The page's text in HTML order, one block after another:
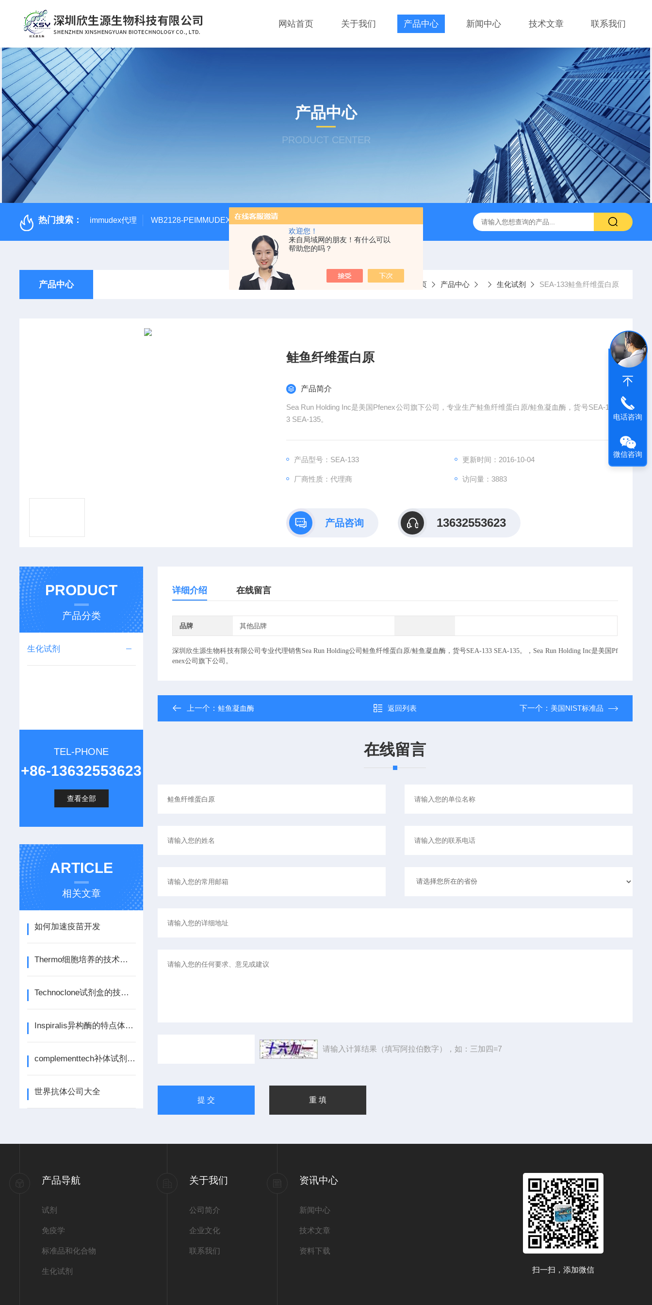
欢迎您！
来自局域网的朋友！有什么可以
帮助您的吗？
网站首页 关于我们 产品中心 新闻中心 技术文章 联系我们
产品中心
PRODUCT CENTER
热门搜索： immudex代理 WB2128-PEIMMUDEX抗原测试试剂盒 SEA-133鲑鱼纤维蛋白原 FaSSIF 25Lbiorelevant *代理
产品中心 当前位置： 首页 产品中心 生化试剂 SEA-133鲑鱼纤维蛋白原
鲑鱼纤维蛋白原
产品简介
Sea Run Holding Inc是美国Pfenex公司旗下公司，专业生产鲑鱼纤维蛋白原/鲑鱼凝血酶，货号SEA-13
3 SEA-135。
产品型号：SEA-133 更新时间：2016-10-04
厂商性质：代理商 访问量：3883
产品咨询 13632553623
PRODUCT
产品分类
生化试剂
TEL-PHONE
+86-13632553623
查看全部
ARTICLE
相关文章
如何加速疫苗开发
Thermo细胞培养的技术优势详细分析
Technoclone试剂盒的技术优势体现在哪些方面？
Inspiralis异构酶的特点体现在哪些方面？
complementtech补体试剂的作用体现在哪些方面？
世界抗体公司大全
详细介绍 在线留言
品牌 其他品牌
深圳欣生源生物科技有限公司专业代理销售Sea Run Holding公司鲑鱼纤维蛋白原/鲑鱼凝血酶，货号SEA-133 SEA-135。，Sea Run Holding Inc是美国Pf
enex公司旗下公司。
上一个：鲑鱼凝血酶 返回列表 下一个： 美国NIST标准品
在线留言
请输入计算结果（填写阿拉伯数字），如：三加四=7
产品导航
试剂
免疫学
标准品和化合物
生化试剂
关于我们
公司简介
企业文化
联系我们
资讯中心
新闻中心
技术文章
资料下载
扫一扫，添加微信
电话咨询
微信咨询